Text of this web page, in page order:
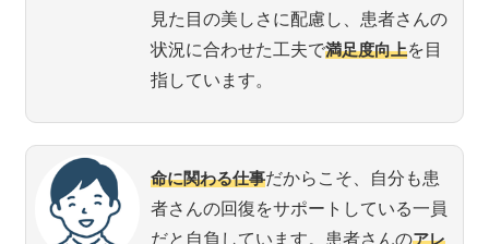
見た目の美しさに配慮し、患者さんの
状況に合わせた工夫で満足度向上を目
指しています。
命に関わる仕事だからこそ、自分も患
者さんの回復をサポートしている一員
だと自負しています。患者さんのアレ